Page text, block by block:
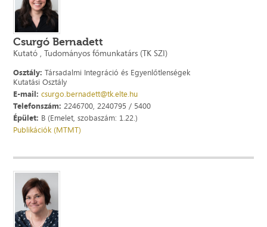
Csurgó Bernadett
Kutató , Tudományos főmunkatárs (TK SZI)
Osztály: Társadalmi Integráció és Egyenlőtlenségek
Kutatási Osztály
E-mail: csurgo.bernadett@tk.elte.hu
Telefonszám: 2246700, 2240795 / 5400
Épület: B (Emelet, szobaszám: 1.22.)
Publikációk (MTMT)